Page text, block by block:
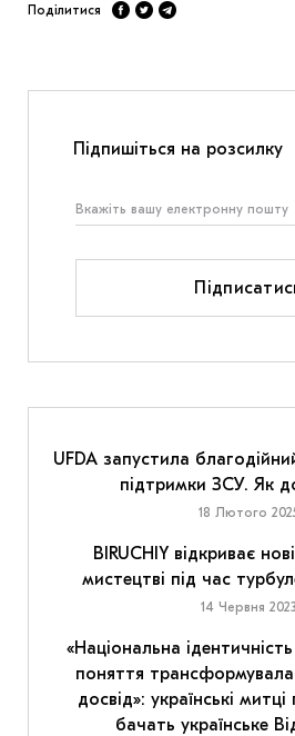
Поділитися
Підпишіться на розсилку
UFDA запустила
підтримки ЗСУ. Як
18 Лютого
BIRUCHIY відкриває
мистецтві під час
14 Червня 2023
«Національна
поняття
досвід»: українські
бачать українське